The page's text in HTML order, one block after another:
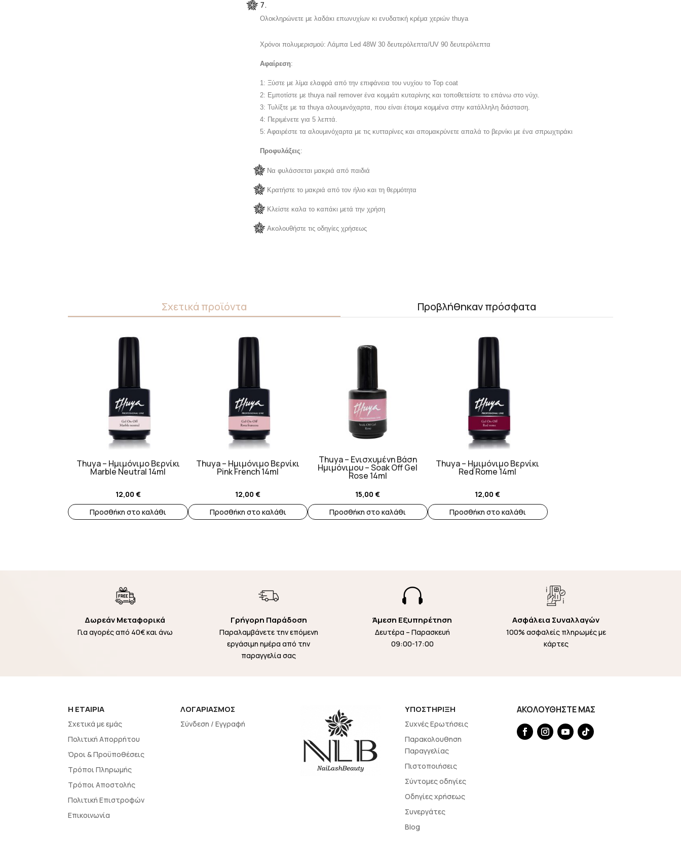
Ολοκληρώνετε με λαδάκι επωνυχίων κι ενυδατική κρέμα χεριών thuya
Χρόνοι πολυμερισμού: Λάμπα Led 48W 30 δευτερόλεπτα/UV 90 δευτερόλεπτα
Αφαίρεση:
1: Ξύστε με λίμα ελαφρά από την επιφάνεια του νυχίου το Top coat
2: Εμποτίστε με thuya nail remover ένα κομμάτι κυταρίνης και τοποθετείστε το επάνω στο νύχι.
3: Τυλίξτε με τα thuya αλουμινόχαρτα, που είναι έτοιμα κομμένα στην κατάλληλη διάσταση.
4: Περιμένετε για 5 λεπτά.
5: Αφαιρέστε τα αλουμινόχαρτα με τις κυτταρίνες και απομακρύνετε απαλά το βερνίκι με ένα σπρωχτιράκι
Προφυλάξεις:
Να φυλάσσεται μακριά από παιδιά
Κρατήστε το μακριά από τον ήλιο και τη θερμότητα
Κλείστε καλα το καπάκι μετά την χρήση
Ακολουθήστε τις οδηγίες χρήσεως
Σχετικά προϊόντα Προβλήθηκαν πρόσφατα
Thuya – Ημιμόνιμο Βερνίκι
Marble Neutral 14ml
12,00 €
Προσθήκη στο καλάθι
Thuya – Ημιμόνιμο Βερνίκι
Pink French 14ml
12,00€
Προσθήκη στο καλάθι
Thuya – Ενισχυμένη Βάση
Ημιμόνιμου – Soak Off Gel
Rose 14ml
15,00€
Προσθήκη στο καλάθι
Thuya – Ημιμόνιμο Βερνίκι
Red Rome 14ml
12,00€
Προσθήκη στο καλάθι
Δωρεάν Μεταφορικά
Για αγορές από 40€ και άνω
Γρήγορη Παράδοση
Παραλαμβάνετε την επόμενη
εργάσιμη ημέρα από την
παραγγελία σας

Άμεση Εξυπηρέτηση
Δευτέρα – Παρασκευή
09:00-17:00
Ασφάλεια Συναλλαγών
100% ασφαλείς πληρωμές με
κάρτες
H EΤΑΙΡΙΑ
Σχετικά με εμάς
Πολιτική Απορρήτου
Όροι & Προϋποθέσεις
Τρόποι Πληρωμής
Τρόποι Αποστολής
Πολιτική Επιστροφών
Επικοινωνία
ΛΟΓΑΡΙΑΣΜΟΣ
Σύνδεση / Εγγραφή
ΥΠΟΣΤΗΡΙΞΗ
Συχνές Ερωτήσεις
Παρακολουθηση
Παραγγελίας
Πιστοποιήσεις
Σύντομες οδηγίες
Οδηγίες χρήσεως
Συνεργάτες
Blog
ΑΚΟΛΟΥΘΗΣΤΕ ΜΑΣ